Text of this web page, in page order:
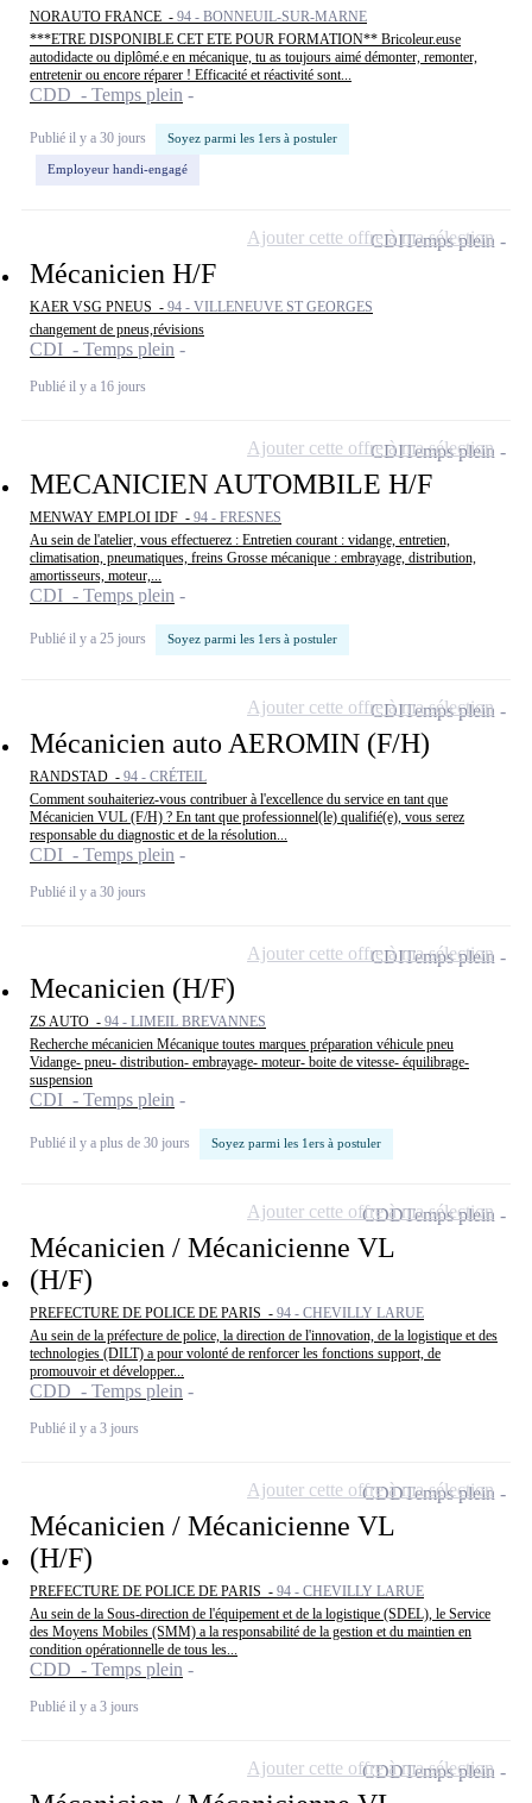
NORAUTO FRANCE - 94 - BONNEUIL-SUR-MARNE
***ETRE DISPONIBLE CET ETE POUR FORMATION** Bricoleur.euse
autodidacte ou diplômé.e en mécanique, tu as toujours aimé démonter, remonter,
entretenir ou encore réparer ! Efficacité et réactivité sont...
CDD - Temps plein
Publié il y a 30 jours Soyez parmi les 1ers à postuler
Employeur handi-engagé
Mécanicien H/F
KAER VSG PNEUS - 94 - VILLENEUVE ST GEORGES
changement de pneus,révisions
CDI - Temps plein
Publié il y a 16 jours
CDITemps plein
Ajouter cette offre à ma sélection
MECANICIEN AUTOMBILE H/F
MENWAY EMPLOI IDF - 94 - FRESNES
Au sein de l'atelier, vous effectuerez : Entretien courant : vidange, entretien,
climatisation, pneumatiques, freins Grosse mécanique : embrayage, distribution,
amortisseurs, moteur,...
CDI - Temps plein
Publié il y a 25 jours Soyez parmi les 1ers à postuler
CDITemps plein
Ajouter cette offre à ma sélection
Mécanicien auto AEROMIN (F/H)
RANDSTAD - 94 - CRÉTEIL
Comment souhaiteriez-vous contribuer à l'excellence du service en tant que
Mécanicien VUL (F/H) ? En tant que professionnel(le) qualifié(e), vous serez
responsable du diagnostic et de la résolution...
CDI - Temps plein
Publié il y a 30 jours
CDITemps plein
Ajouter cette offre à ma sélection
Mecanicien (H/F)
ZS AUTO - 94 - LIMEIL BREVANNES
Recherche mécanicien Mécanique toutes marques préparation véhicule pneu
Vidange- pneu- distribution- embrayage- moteur- boite de vitesse- équilibrage-
suspension
CDI - Temps plein
Publié il y a plus de 30 jours Soyez parmi les 1ers à postuler
CDITemps plein
Ajouter cette offre à ma sélection
Mécanicien / Mécanicienne VL
(H/F)
PREFECTURE DE POLICE DE PARIS - 94 - CHEVILLY LARUE
Au sein de la préfecture de police, la direction de l'innovation, de la logistique et des
technologies (DILT) a pour volonté de renforcer les fonctions support, de
promouvoir et développer...
CDD - Temps plein
Publié il y a 3 jours
CDDTemps plein
Ajouter cette offre à ma sélection
Mécanicien / Mécanicienne VL
(H/F)
PREFECTURE DE POLICE DE PARIS - 94 - CHEVILLY LARUE
Au sein de la Sous-direction de l'équipement et de la logistique (SDEL), le Service
des Moyens Mobiles (SMM) a la responsabilité de la gestion et du maintien en
condition opérationnelle de tous les...
CDD - Temps plein
Publié il y a 3 jours
CDDTemps plein
Ajouter cette offre à ma sélection
CDDTemps plein
Ajouter cette offre à ma sélection